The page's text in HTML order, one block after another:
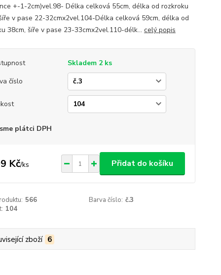
+-1-2cm)vel.98- Délka celková 55cm, délka od rozkroku
v pase 22-32cmx2vel.104-Délka celková 59cm, délka od
38cm, šíře v pase 23-33cmx2vel.110-délk... celý popis
Skladem 2 ks
číslo
plátci DPH
Kč/ks Přidat do košíku
566 Barva číslo: č.3
104
zboží 6